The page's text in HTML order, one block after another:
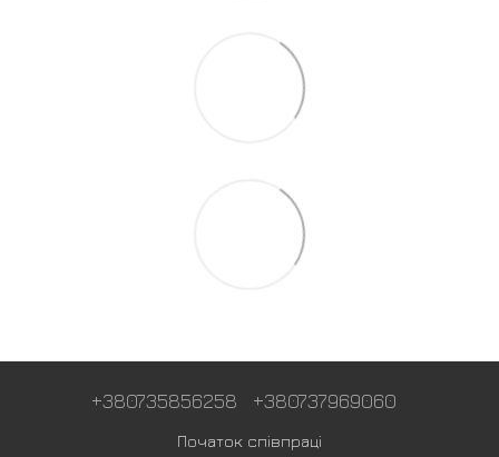
+380735856258 +380737969060
Початок співпраці